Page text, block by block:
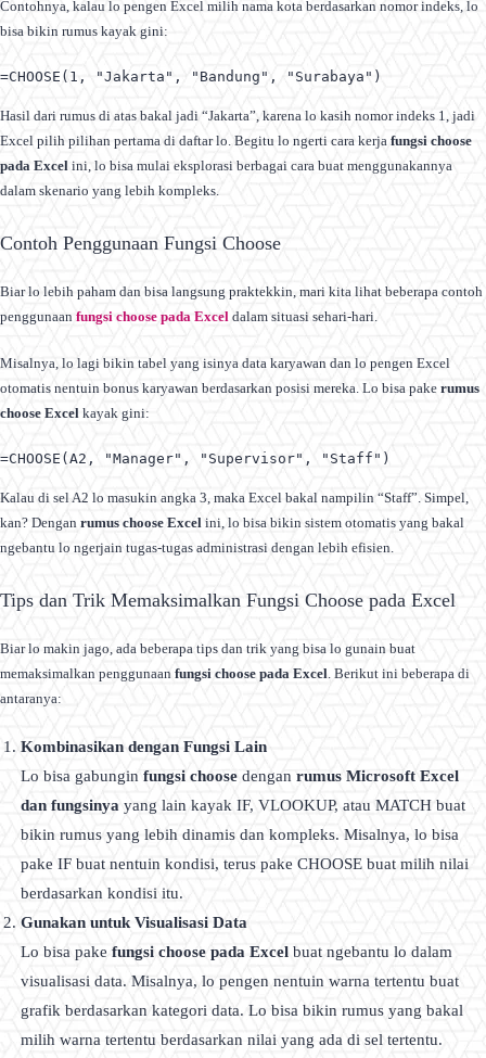
Contohnya, kalau lo pengen Excel milih nama kota berdasarkan nomor indeks, lo
bisa bikin rumus kayak gini:
=CHOOSE(1, "Jakarta", "Bandung", "Surabaya")
Hasil dari rumus di atas bakal jadi “Jakarta”, karena lo kasih nomor indeks 1, jadi
Excel pilih pilihan pertama di daftar lo. Begitu lo ngerti cara kerja fungsi choose
pada Excel ini, lo bisa mulai eksplorasi berbagai cara buat menggunakannya
dalam skenario yang lebih kompleks.
Contoh Penggunaan Fungsi Choose
Biar lo lebih paham dan bisa langsung praktekkin, mari kita lihat beberapa contoh
penggunaan fungsi choose pada Excel dalam situasi sehari-hari.
Misalnya, lo lagi bikin tabel yang isinya data karyawan dan lo pengen Excel
otomatis nentuin bonus karyawan berdasarkan posisi mereka. Lo bisa pake rumus
choose Excel kayak gini:
=CHOOSE(A2, "Manager", "Supervisor", "Staff")
Kalau di sel A2 lo masukin angka 3, maka Excel bakal nampilin “Staff”. Simpel,
kan? Dengan rumus choose Excel ini, lo bisa bikin sistem otomatis yang bakal
ngebantu lo ngerjain tugas-tugas administrasi dengan lebih efisien.
Tips dan Trik Memaksimalkan Fungsi Choose pada Excel
Biar lo makin jago, ada beberapa tips dan trik yang bisa lo gunain buat
memaksimalkan penggunaan fungsi choose pada Excel. Berikut ini beberapa di
antaranya:
Kombinasikan dengan Fungsi Lain
Lo bisa gabunginfungsi choose denganrumus Microsoft Excel
dan fungsinya yang lain kayak IF, VLOOKUP, atau MATCH buat
bikin rumus yang lebih dinamis dan kompleks. Misalnya, lo bisa
pake IF buat nentuin kondisi, terus pake CHOOSE buat milih nilai
berdasarkan kondisi itu.
Gunakan untuk Visualisasi Data
Lo bisa pakefungsi choose pada Excel buat ngebantu lo dalam
visualisasi data. Misalnya, lo pengen nentuin warna tertentu buat
grafik berdasarkan kategori data. Lo bisa bikin rumus yang bakal
milih warna tertentu berdasarkan nilai yang ada di sel tertentu.